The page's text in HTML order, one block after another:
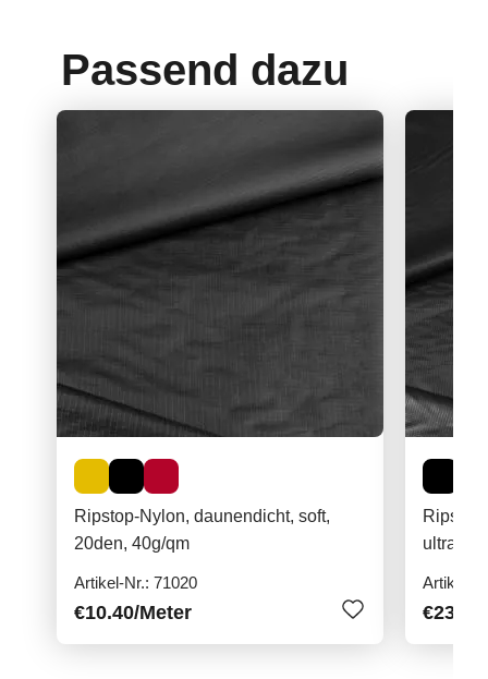
Passend dazu
Ripstop-Nylon, daunendicht, soft,
20den, 40g/qm
Artikel-Nr.: 71020
€10.40/Meter
Artikel-
€23.90